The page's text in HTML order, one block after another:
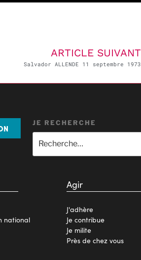
ARTICLE SUIVANT
Salvador ALLENDE 11 septembre 1973
JE RECHERCHE
national
Agir
J'adhère
Je contribue
Je milite
Près de chez vous